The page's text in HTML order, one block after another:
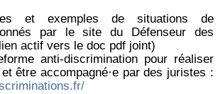
et exemples de situations de
par le site du Défenseur des
actif vers le doc pdf joint)
anti-discrimination pour réaliser
être accompagné·e par des juristes :